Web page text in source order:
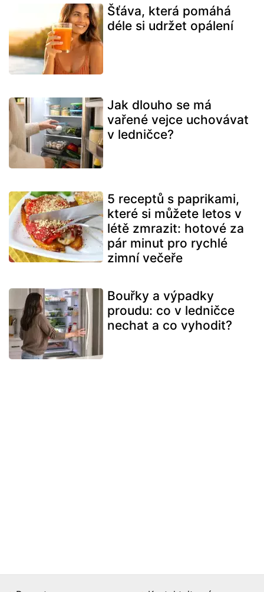
Šťáva, která pomáhá
déle si udržet opálení
Jak dlouho se má
vařené vejce uchovávat
v ledničce?
5 receptů s paprikami,
které si můžete letos v
létě zmrazit: hotové za
pár minut pro rychlé
zimní večeře
Bouřky a výpadky
proudu: co v ledničce
nechat a co vyhodit?